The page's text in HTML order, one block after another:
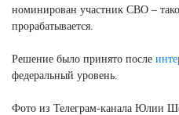
номинирован участник СВО –
прорабатывается.
Решение было принято после
федеральный уровень.
Фото из Телеграм-канала Юлии